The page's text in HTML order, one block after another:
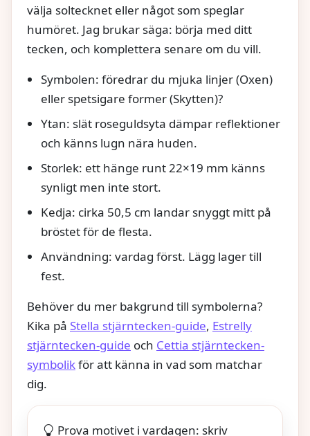
välja soltecknet eller något som speglar
humöret. Jag brukar säga: börja med ditt
tecken, och komplettera senare om du vill.
Symbolen: föredrar du mjuka linjer (Oxen)
eller spetsigare former (Skytten)?
Ytan: slät roseguldsyta dämpar reflektioner
och känns lugn nära huden.
Storlek: ett hänge runt 22×19 mm känns
synligt men inte stort.
Kedja: cirka 50,5 cm landar snyggt mitt på
bröstet för de flesta.
Användning: vardag först. Lägg lager till
fest.
Behöver du mer bakgrund till symbolerna?
Kika på Stella stjärntecken-guide, Estrelly
stjärntecken-guide och Cettia stjärntecken-
symbolikför att känna in vad som matchar
dig.
Prova motivet i vardagen: skriv